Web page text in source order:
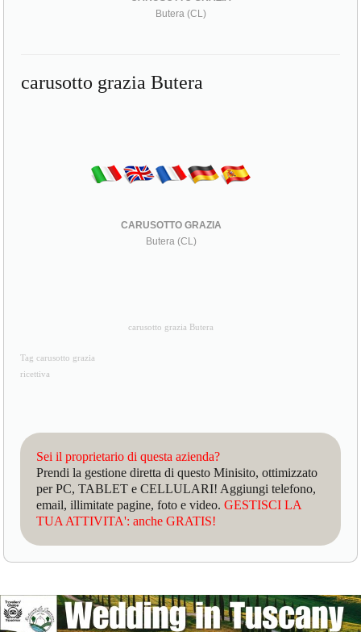
Butera (CL)
carusotto grazia Butera
CARUSOTTO GRAZIA
Butera (CL)
carusotto grazia Butera
Tag carusotto grazia
ricettiva
Sei il proprietario di questa azienda?
Prendi la gestione diretta di questo Minisito, ottimizzato
per PC, TABLET e CELLULARI! Aggiungi telefono,
email, illimitate pagine, foto e video.GESTISCI LA
TUA ATTIVITA': anche GRATIS!